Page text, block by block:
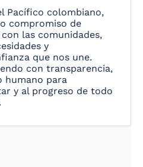
Pacífico colombiano,
compromiso de
las comunidades,
y
que nos une.
con transparencia,
humano para
y al progreso de todo